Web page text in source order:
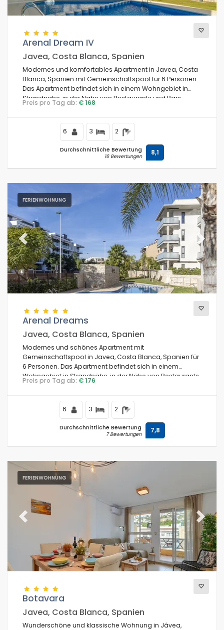
Arenal Dream IV
Javea, Costa Blanca, Spanien
Modernes und komfortables Apartment in Javea, Costa
Blanca, Spanien mit Gemeinschaftspool für 6 Personen.
Das Apartment befindet sich in einem Wohngebiet in
Strandnähe, in der Nähe von Restaurants und Bars,
Geschäften, Supermärkten und einem Tennisplatz, 200 m
Preis pro Tag ab: € 168
6 3 2
Durchschnittliche Bewertung
16 Bewertungen 8,1
FERIENWOHNUNG
Previous Next
Arenal Dreams
Javea, Costa Blanca, Spanien
Modernes und schönes Apartment mit
Gemeinschaftspool in Javea, Costa Blanca, Spanien für
6 Personen. Das Apartment befindet sich in einem
Wohngebiet in Strandnähe, in der Nähe von Restaurants
und Bars, Geschäften und Supermärkten, nur 200 m vom
Preis pro Tag ab: € 176
6 3 2
Durchschnittliche Bewertung
7 Bewertungen 7,8
FERIENWOHNUNG
Previous Next
Botavara
Javea, Costa Blanca, Spanien
Wunderschöne und klassische Wohnung in Jávea,